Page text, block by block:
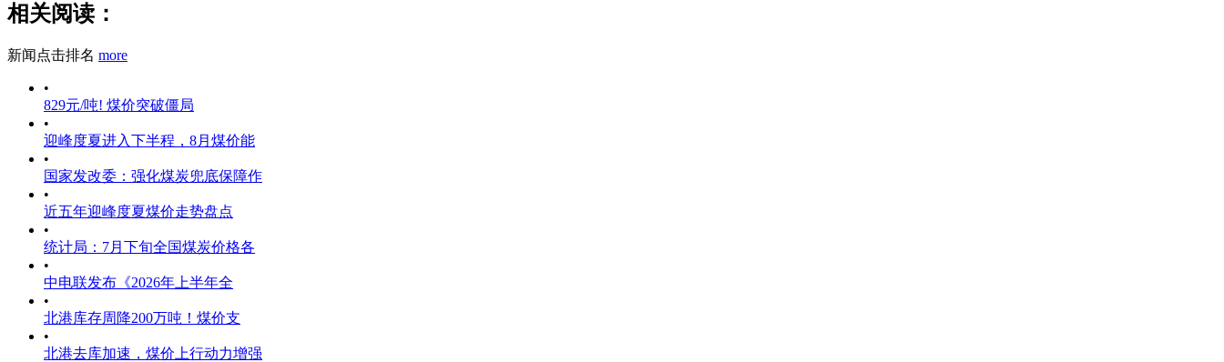
相关阅读：
新闻点击排名 more
•
829元/吨! 煤价突破僵局
•
迎峰度夏进入下半程，8月煤价能
•
国家发改委：强化煤炭兜底保障作
•
近五年迎峰度夏煤价走势盘点
•
统计局：7月下旬全国煤炭价格各
•
中电联发布《2026年上半年全
•
北港库存周降200万吨！煤价支
•
北港去库加速，煤价上行动力增强